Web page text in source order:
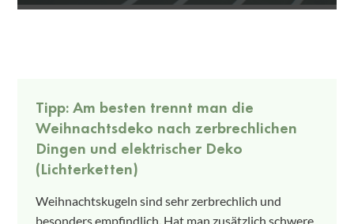
Tipp: Am besten trennt man die
Weihnachtsdeko nach zerbrechlichen
Dingen und elektrischer Deko
(Lichterketten)
Weihnachtskugeln sind sehr zerbrechlich und
besonders empfindlich. Hat man zusätzlich schwere